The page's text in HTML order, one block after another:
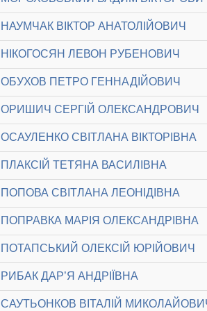
НАУМЧАК ВІКТОР АНАТОЛІЙОВИЧ
НІКОГОСЯН ЛЕВОН РУБЕНОВИЧ
ОБУХОВ ПЕТРО ГЕННАДІЙОВИЧ
ОРИШИЧ СЕРГІЙ ОЛЕКСАНДРОВИЧ
ОСАУЛЕНКО СВІТЛАНА ВІКТОРІВНА
ПЛАКСІЙ ТЕТЯНА ВАСИЛІВНА
ПОПОВА СВІТЛАНА ЛЕОНІДІВНА
ПОПРАВКА МАРІЯ ОЛЕКСАНДРІВНА
ПОТАПСЬКИЙ ОЛЕКСІЙ ЮРІЙОВИЧ
РИБАК ДАР’Я АНДРІЇВНА
САУТЬОНКОВ ВІТАЛІЙ